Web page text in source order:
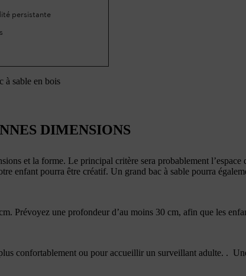
persistante
à sable en bois
DIMENSIONS
et la forme. Le principal critère sera probablement
enfant pourra être créatif. Un grand bac à sable pourra
Prévoyez une profondeur d’au moins 30 cm, afin que les
confortablement ou pour accueillir un surveillant adulte. .